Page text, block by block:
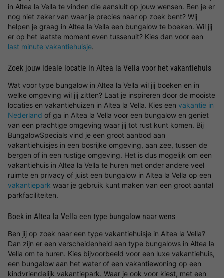
in Altea la Vella te vinden die aansluit op jouw wensen. Ben je er
nog niet zeker van waar je precies naar op zoek bent? Wij
helpen je graag in Altea la Vella een bungalow te boeken. Wil jij
er op het laatste moment even tussenuit? Kies dan voor een
last minute vakantiehuisje.
Zoek jouw ideale locatie in Altea la Vella voor het vakantiehuis
Wat voor type bungalow in Altea la Vella wil jij boeken en in
welke omgeving wil jij zitten? Laat je inspireren door de mooiste
locaties en vakantiehuizen in Altea la Vella. Kies een vakantie in
Nederland of ga in Altea la Vella voor een bungalow en geniet
van een prachtige omgeving waar jij tot rust kunt komen. Bij
BungalowSpecials vind je een groot aanbod aan
vakantiehuisjes in een bosrijke omgeving, aan zee, tussen de
bergen of in een rustige omgeving. Het is dus mogelijk om een
vakantiehuis in Altea la Vella te huren met onder andere veel
ruimte en privacy of juist een bungalow in Altea la Vella op een
vakantiepark waar je gebruik kunt maken van een groot aantal
parkfaciliteiten.
Boek in Altea la Vella een type bungalow naar wens
Ben jij op zoek naar een type vakantiehuisje in Altea la Vella?
Dan zijn er een verscheidenheid aan type bungalows in Altea la
Vella om te huren. Kies bijvoorbeeld voor een luxe vakantiehuis,
een bungalow aan het water of een vakantiewoning op een
kindvriendelijk vakantiepark. Waar je ook voor kiest, met een